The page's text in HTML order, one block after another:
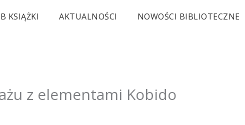
KSIĄŻKI AKTUALNOŚCI NOWOŚCI BIBLIOTECZNE
z elementami Kobido